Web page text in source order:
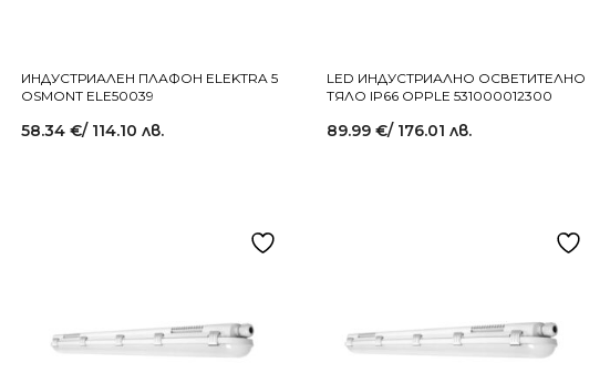
ИНДУСТРИАЛЕН ПЛАФОН ELEKTRA 5
OSMONT ELE50039
58.34 €/ 114.10 лв.
LED ИНДУСТРИАЛНО ОСВЕТИТЕЛНО
ТЯЛО IP66 OPPLE 531000012300
89.99 €/ 176.01 лв.